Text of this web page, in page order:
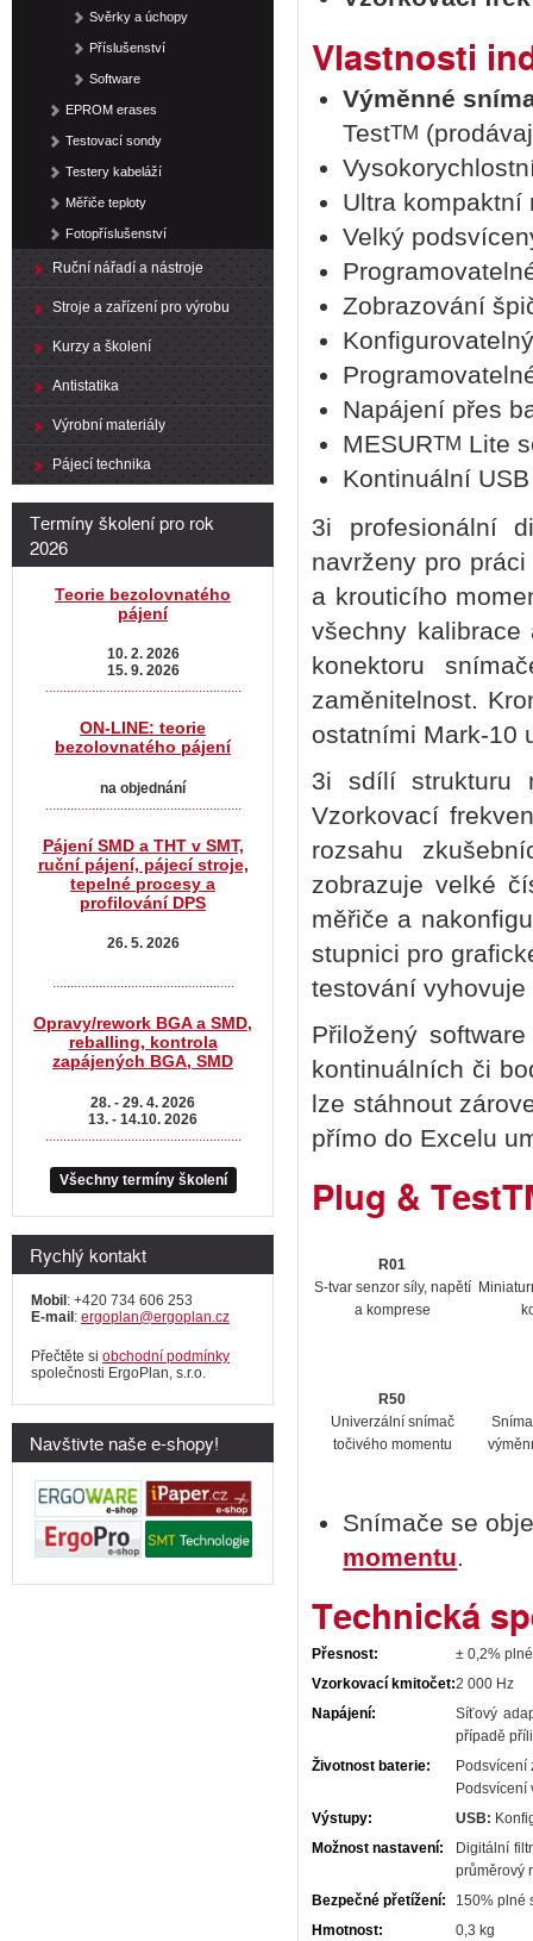
Vlastnosti
Výměnné
TestTM
Ultra kompaktní
Velký
Zobrazování
Napájení přes
MESURTM Lite
Kontinuální
3i profesionální
navrženy pro
a krouticího
všechny
konektoru
zaměnitelnost.
ostatními Mark-10
3i sdílí strukturu
Vzorkovací
rozsahu
zobrazuje velké
měřiče a
stupnici pro
testování
Přiložený
kontinuálních či
lze stáhnout
přímo do Excelu
Plug &
R01
S-tvar senzor síly, napětí
a komprese
R50
Univerzální snímač
točivého momentu
Snímače se
momentu.
Technická
Přesnost:
± 0,2%
Vzorkovací kmitočet:2 000 Hz
Napájení:
Síťový
případě
Životnost baterie:
Podsvícení
Podsvícení
Výstupy:
USB:
Možnost nastavení:
Digitální
průměrový
Bezpečné přetížení:
150% plné
Hmotnost:
0,3 kg
Svěrky a úchopy
Příslušenství
Software
EPROM erases
Testovací sondy
Testery kabeláží
Měřiče teploty
Fotopříslušenství
Ruční nářadí a nástroje
Stroje a zařízení pro výrobu
Kurzy a školení
Antistatika
Výrobní materiály
Pájecí technika
Termíny školení pro rok
2026
Teorie bezolovnatého
pájení
10. 2. 2026
15. 9. 2026
.......................................................
ON-LINE: teorie
bezolovnatého pájení
na objednání
Pájení SMD a THT v SMT,
ruční pájení, pájecí stroje,
tepelné procesy a
profilování DPS
26. 5. 2026
...................................................
Opravy/rework BGA a SMD,
reballing, kontrola
zapájených BGA, SMD
28. - 29. 4. 2026
13. - 14.10. 2026
Všechny termíny školení
Rychlý kontakt
Mobil: +420 734 606 253
E-mail: ergoplan@ergoplan.cz
Přečtěte si obchodní podmínky
společnosti ErgoPlan, s.r.o.
Navštivte naše e-shopy!